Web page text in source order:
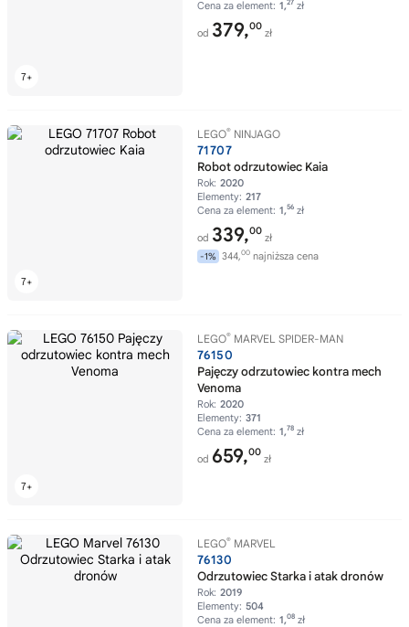
Cena za element: 1,27 zł
od 379,00
zł
LEGO® NINJAGO
71707
Robot odrzutowiec Kaia
Rok: 2020
Elementy: 217
Cena za element: 1,56 zł
od 339,00
zł
-1% 344,00 najniższa cena
LEGO® MARVEL SPIDER-MAN
76150
Pajęczy odrzutowiec kontra mech
Venoma
Rok: 2020
Elementy: 371
Cena za element: 1,78 zł
od 659,00
zł
LEGO® MARVEL
76130
Odrzutowiec Starka i atak dronów
Rok: 2019
Elementy: 504
Cena za element: 1,08 zł